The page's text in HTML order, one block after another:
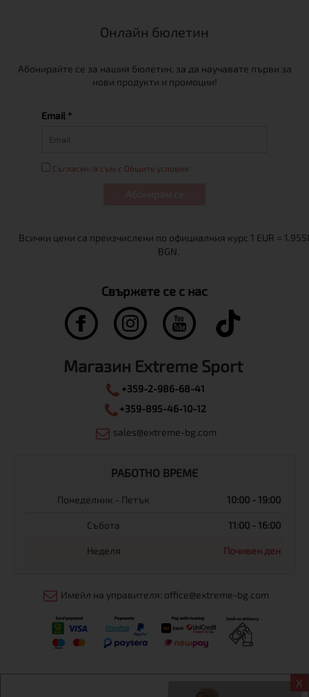
X
Онлайн бюлетин
Абонирайте се за нашия бюлетин, за да научавате първи за
нови продукти и промоции!
Email *
Съгласен/а съм с Общите условия
Свържете се с нас
Магазин Extreme Sport
+359-2-986-68-41
+359-895-46-10-12
sales@extreme-bg.com
РАБОТНО ВРЕМЕ
Понеделник - Петък 10:00 - 19:00
Събота 11:00 - 16:00
Неделя Почивен ден
Имейл на управителя: office@extreme-bg.com